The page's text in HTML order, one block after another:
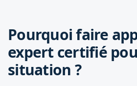
Pourquoi faire
expert certifié
situation ?